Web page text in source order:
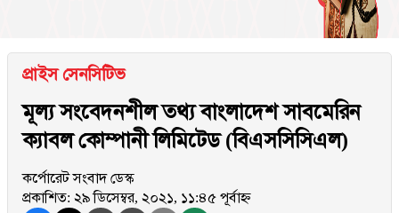
প্রাইস সেনসিটিভ
মূল্য সংবেদনশীল তথ্য বাংলাদেশ সাবমেরিন
ক্যাবল কোম্পানী লিমিটেড (বিএসসিসিএল)
কর্পোরেট সংবাদ ডেস্ক
প্রকাশিত: ২৯ ডিসেম্বর, ২০২১, ১১:৪৫ পূর্বাহ্ন